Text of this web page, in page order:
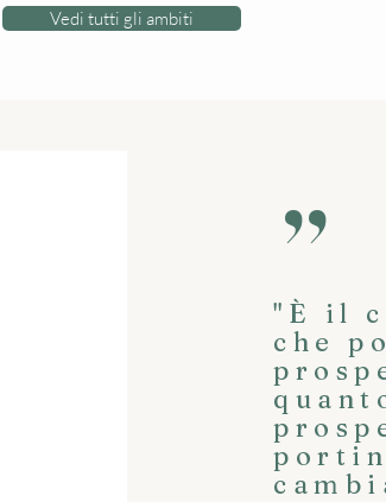
Vedi tutti gli ambiti
,,
"È il
che